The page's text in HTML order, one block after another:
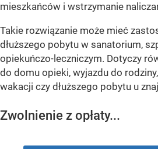
mieszkańców i wstrzymanie
Takie rozwiązanie może mieć
dłuższego pobytu w sanatorium,
opiekuńczo-leczniczym. Dotyczy
do domu opieki, wyjazdu do
wakacji czy dłuższego pobytu u
Zwolnienie z opłaty...